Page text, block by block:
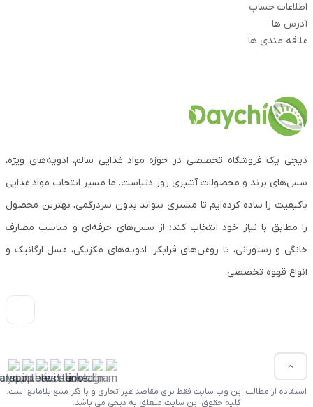
اطلاعات حساب
آدرس ها
علاقه مندی ها
دیچی یک فروشگاه تخصصی در حوزه مواد غذایی سالم، ادویه‌های ویژه،
سس‌های برند و محصولات آشپزی روز دنیاست. ما مسیر انتخاب مواد غذایی
باکیفیت را ساده کرده‌ایم تا مشتری بتواند بدون سردرگمی، بهترین محصول
را مطابق با نیاز خود انتخاب کند؛ از سس‌های حرفه‌ای و مناسب مصارف
خانگی و رستورانی، تا روغن‌های فرابکر، ادویه‌های مکزیکی، عسل ارگانیک و
انواع قهوه تخصصی.
استفاده از مطالب این وب سایت فقط برای مقاصد غیر تجاری و با ذکر منبع بلامانع است.
کلیه حقوق این سایت متعلق به دیچی می باشد.